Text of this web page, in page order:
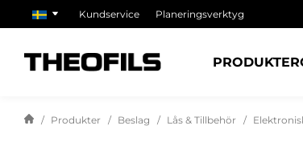
Kundservice Planeringsverktyg
PRODUKTER
Produkter Beslag Lås & Tillbehör